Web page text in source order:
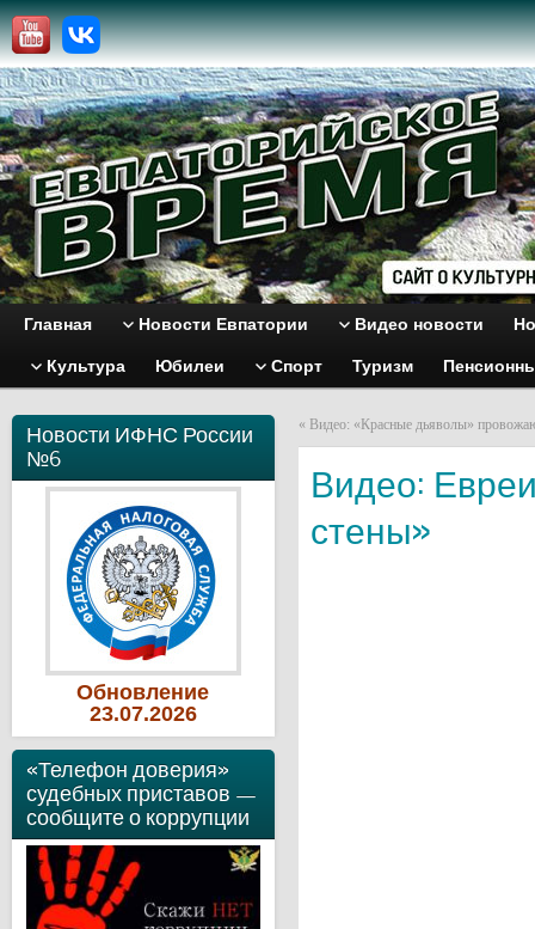
Главная Новости Евпатории Видео новости
Культура Юбилеи Спорт Туризм
Новости ИФНС России
№6
Обновление
23.07.2026
«Телефон доверия»
судебных приставов —
сообщите о коррупции
« Видео: «Красные дьяволы»
Видео:
стены»